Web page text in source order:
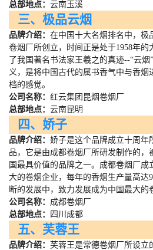
总部地点： 云南玉溪
三、极品云烟
品牌介绍： 在中国十大名烟排名中，极
卷烟厂所创立，时间正是处于1958年的
了我国著名书法家王羲之的真迹--“云烟
义，是将中国古代的属书香气中与香烟
档的感觉。
公司名称： 红云集团昆烟卷烟厂
总部地点： 云南昆明
四、娇子
品牌介绍： 娇子是这个品牌成立十周年
品，它是由成都卷烟厂所研发制作的，
国最具价值的品牌之一。成都卷烟厂成
大的卷烟企业，每年的香烟生产量高达
断的发展中，致力发展成为中国最大的
公司名称： 成都卷烟厂
总部地点：
四川成都
五、芙蓉王
品牌介绍： 芙蓉王是常德卷烟厂所设立